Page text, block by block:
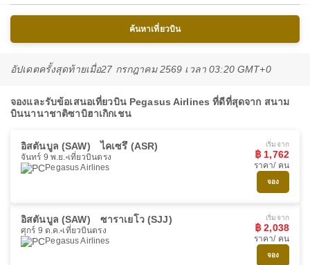
ค้นหาเที่ยวบิน
อัปเดตครั้งสุดท้ายเมื่อ27 กรกฎาคม 2569 เวลา 03:20 GMT+0
จองและรับข้อเสนอเที่ยวบิน Pegasus Airlines ที่ดีที่สุดจาก สนาม
บินนานาชาติซาบิฮาเกิกเชน
อิสตันบูล (SAW) ไคเซรึ (ASR)
จันทร์ 9 พ.ย. เที่ยวบินตรง
Pegasus Airlines
เริ่มจาก
฿ 1,762
ราคา/ คน
จอง
อิสตันบูล (SAW) ซาราเยโว (SJJ)
ศุกร์ 9 ต.ค. เที่ยวบินตรง
Pegasus Airlines
เริ่มจาก
฿ 2,038
ราคา/ คน
จอง